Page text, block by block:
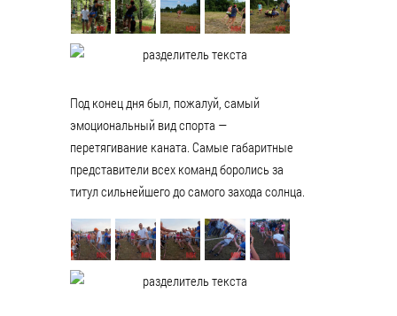
Под конец дня был, пожалуй, самый
эмоциональный вид спорта —
перетягивание каната. Самые габаритные
представители всех команд боролись за
титул сильнейшего до самого захода солнца.